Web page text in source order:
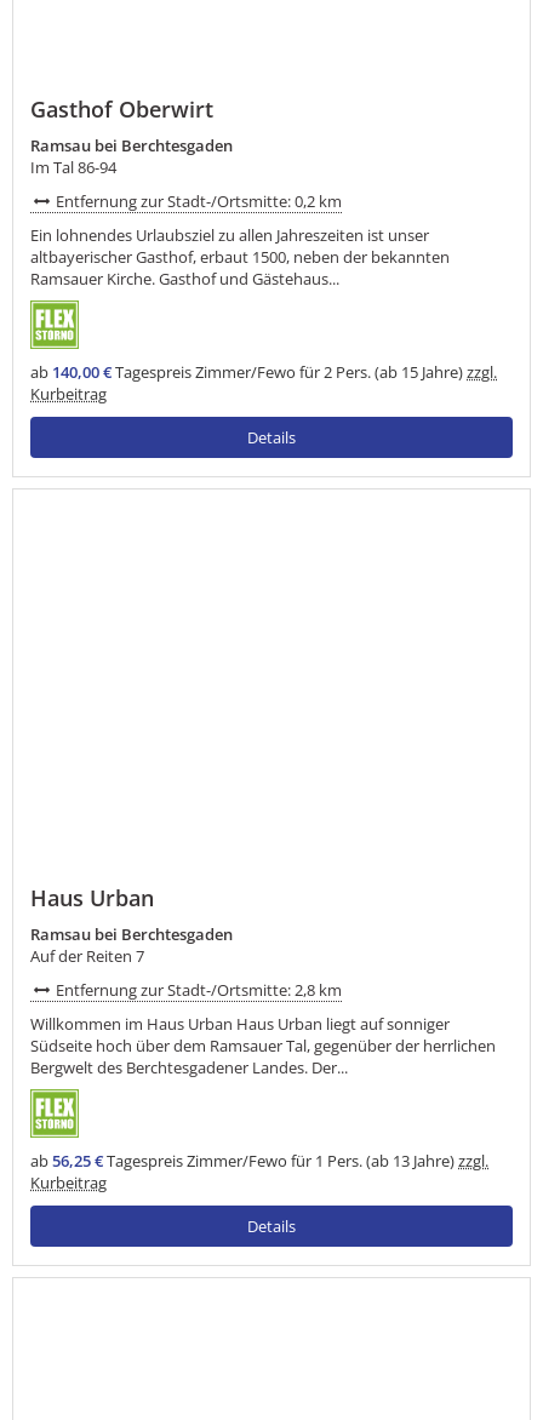
Gasthof Oberwirt
Ramsau bei Berchtesgaden
Im Tal 86-94
Entfernung zur Stadt-/Ortsmitte: 0,2 km
Ein lohnendes Urlaubsziel zu allen Jahreszeiten ist unser
altbayerischer Gasthof, erbaut 1500, neben der bekannten
Ramsauer Kirche. Gasthof und Gästehaus...
ab 140,00 €Tagespreis Zimmer/Fewo für 2 Pers. (ab 15 Jahre)zzgl.
Kurbeitrag
Details
Haus Urban
Ramsau bei Berchtesgaden
Auf der Reiten 7
Entfernung zur Stadt-/Ortsmitte: 2,8 km
Willkommen im Haus Urban Haus Urban liegt auf sonniger
Südseite hoch über dem Ramsauer Tal, gegenüber der herrlichen
Bergwelt des Berchtesgadener Landes. Der...
ab56,25 €Tagespreis Zimmer/Fewo für 1 Pers. (ab 13 Jahre)zzgl.
Kurbeitrag
Details